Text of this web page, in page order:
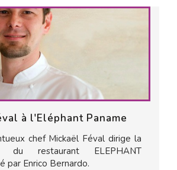
à l'Eléphant Paname
chef Mickaël Féval dirige la
du restaurant ELEPHANT
par Enrico Bernardo.